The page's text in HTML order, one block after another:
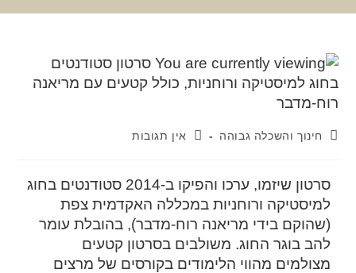
חינוך והשכלה גבוהה אין תגובות
סרטון שיזמו, ערכו והפיקו ב-2014 סטודנטים בחוג
למיסטיקה ורוחניות במכללה האקדמית צפת
(שהוקם בידי מריאנה רוח-מדבר), בהובלת עומר
להב בוגר החוג. משולבים בסרטון קטעים
מצולמים מהווי הלימודים בקורסים של מרצים